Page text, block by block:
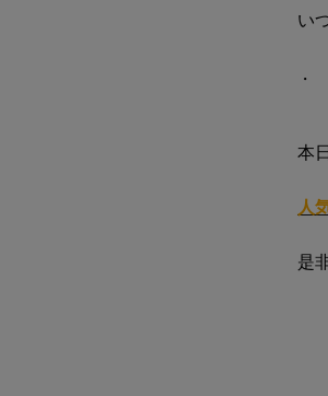
い
・
本
人
是